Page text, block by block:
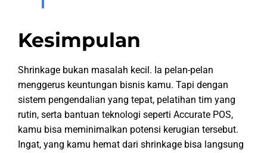
Kesimpulan
Shrinkage bukan masalah kecil. Ia pelan-pelan
menggerus keuntungan bisnis kamu. Tapi dengan
sistem pengendalian yang tepat, pelatihan tim yang
rutin, serta bantuan teknologi seperti Accurate POS,
kamu bisa meminimalkan potensi kerugian tersebut.
Ingat, yang kamu hemat dari shrinkage bisa langsung